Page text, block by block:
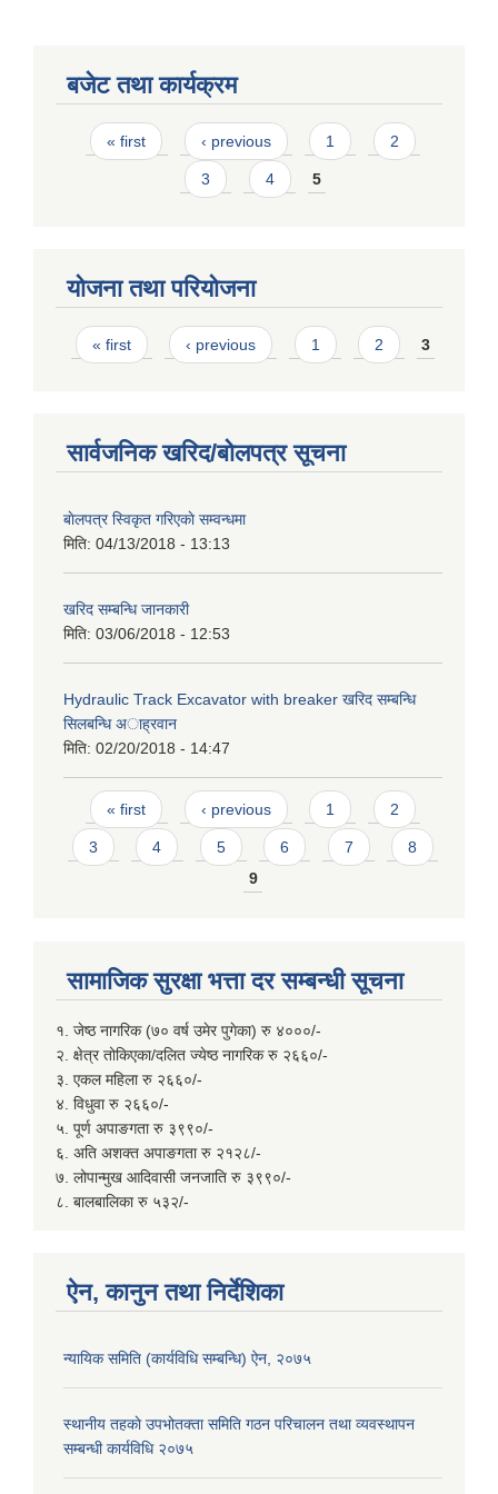
बजेट तथा कार्यक्रम
Pages
« first ‹ previous 1 2
3 4 5
योजना तथा परियोजना
Pages
« first ‹ previous 1 2 3
सार्वजनिक खरिद/बोलपत्र सूचना
बाेलपत्र स्विकृत गरिएकाे सम्वन्धमा
मिति: 04/13/2018 - 13:13
खरिद सम्बन्धि जानकारी
मिति: 03/06/2018 - 12:53
Hydraulic Track Excavator with breaker खरिद सम्बन्धि
सिलबन्धि अाह्रवान
मिति: 02/20/2018 - 14:47
Pages
« first ‹ previous 1 2
3 4 5 6 7
8
9
सामाजिक सुरक्षा भत्ता दर सम्बन्धी सूचना
१. जेष्ठ नागरिक (७० वर्ष उमेर पुगेका) रु ४०००/-
२. क्षेत्र तोकिएका/दलित ज्येष्ठ नागरिक रु २६६०/-
३. एकल महिला रु २६६०/-
४. विधुवा रु २६६०/-
५. पूर्ण अपाङगता रु ३९९०/-
६. अति अशक्त अपाङगता रु २१२८/-
७. लोपान्मुख आदिवासी जनजाति रु ३९९०/-
८. बालबालिका रु ५३२/-
ऐन, कानुन तथा निर्देशिका
न्यायिक समिति (कार्यविधि सम्बन्धि) ऐन, २०७५
स्थानीय तहकाे उपभोतक्ता समिति गठन परिचालन तथा व्यवस्थापन
सम्बन्धी कार्यविधि २०७५